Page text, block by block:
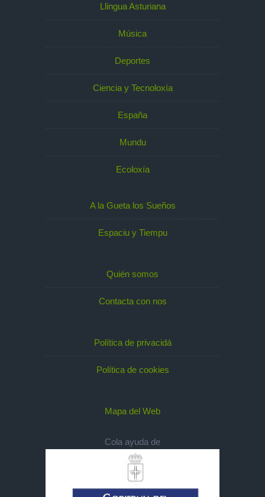
Llingua Asturiana
Música
Deportes
Ciencia y Tecnoloxía
España
Mundu
Ecoloxía
A la Gueta los Sueños
Espaciu y Tiempu
Quién somos
Contacta con nos
Política de privacidá
Política de cookies
Mapa del Web
Cola ayuda de